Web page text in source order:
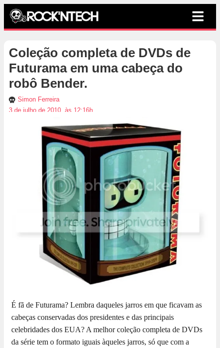
Coleção completa de DVDs de
Futurama em uma cabeça do
robô Bender.
Simon Ferreira
3 de julho de 2010, às 12:16h
É fã de Futurama? Lembra daqueles jarros em que ficavam as
cabeças conservadas dos presidentes e das principais
celebridades dos EUA? A melhor coleção completa de DVDs
da série tem o formato iguais àqueles jarros, só que com a